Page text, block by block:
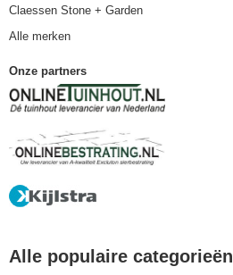
Claessen Stone + Garden
Alle merken
Onze partners
Alle populaire categorieën